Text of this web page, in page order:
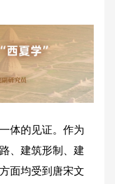
的见证。作为
、建筑形制、建
面均受到唐宋文